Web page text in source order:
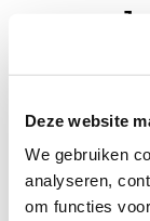
Deze website
We gebruiken
analyseren,
om functies
hebben
bestaan. Als